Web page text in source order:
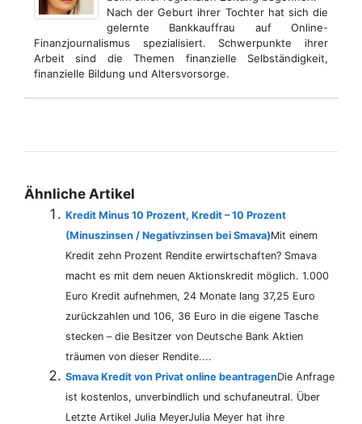
Nach der Geburt ihrer Tochter hat sich die
gelernte Bankkauffrau auf Online-
Finanzjournalismus spezialisiert. Schwerpunkte ihrer
Arbeit sind die Themen finanzielle Selbständigkeit,
finanzielle Bildung und Altersvorsorge.
Ähnliche Artikel
Kredit Minus 10 Prozent, Kredit – 10 Prozent
(Minuszinsen / Negativzinsen bei Smava)Mit einem
Kredit zehn Prozent Rendite erwirtschaften? Smava
macht es mit dem neuen Aktionskredit möglich. 1.000
Euro Kredit aufnehmen, 24 Monate lang 37,25 Euro
zurückzahlen und 106, 36 Euro in die eigene Tasche
stecken – die Besitzer von Deutsche Bank Aktien
träumen von dieser Rendite....
Smava Kredit von Privat online beantragenDie Anfrage
ist kostenlos, unverbindlich und schufaneutral. Über
Letzte Artikel Julia MeyerJulia Meyer hat ihre